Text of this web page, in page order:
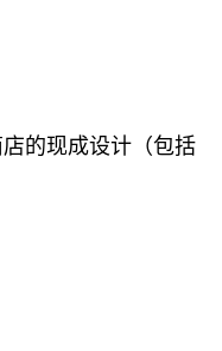
的现成设计（包括